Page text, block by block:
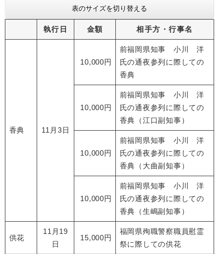
表のサイズを切り替える
執行日 金額 相手方・行事名
香典 11月3日
10,000円
前福岡県知事 小川 洋
氏の通夜参列に際しての
香典
10,000円
前福岡県知事 小川 洋
氏の通夜参列に際しての
香典（江口副知事）
10,000円
前福岡県知事 小川 洋
氏の通夜参列に際しての
香典（大曲副知事）
10,000円
前福岡県知事 小川 洋
氏の通夜参列に際しての
香典（生嶋副知事）
供花
11月19
日
15,000円
福岡県殉職警察職員慰霊
祭に際しての供花